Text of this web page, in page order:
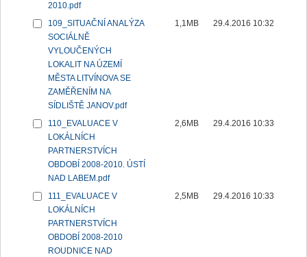
2010.pdf
109_SITUAČNÍ ANALÝZA
SOCIÁLNĚ
VYLOUČENÝCH
LOKALIT NA ÚZEMÍ
MĚSTA LITVÍNOVA SE
ZAMĚŘENÍM NA
SÍDLIŠTĚ JANOV.pdf
1,1MB 29.4.2016 10:32
110_EVALUACE V
LOKÁLNÍCH
PARTNERSTVÍCH
OBDOBÍ 2008-2010. ÚSTÍ
NAD LABEM.pdf
2,6MB 29.4.2016 10:33
111_EVALUACE V
LOKÁLNÍCH
PARTNERSTVÍCH
OBDOBÍ 2008-2010
ROUDNICE NAD
2,5MB 29.4.2016 10:33